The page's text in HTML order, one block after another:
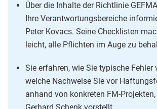
Über die Inhalte der Richtlinie
Ihre Verantwortungsbereiche
Peter Kovacs. Seine Checklisten
leicht, alle Pflichten im Auge zu
Sie erfahren, wie Sie typische Fehler
welche Nachweise Sie vor
anhand von konkreten FM-